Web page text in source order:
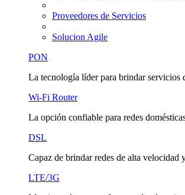
Proveedores de Servicios
Solucion Agile
PON
La tecnología líder para brindar servicios
Wi-Fi Router
La opción confiable para redes
DSL
Capaz de brindar redes de alta velocidad
LTE/3G